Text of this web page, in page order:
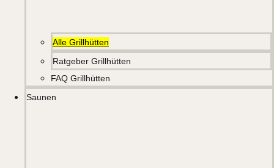
Alle Grillhütten
Ratgeber Grillhütten
FAQ Grillhütten
Saunen